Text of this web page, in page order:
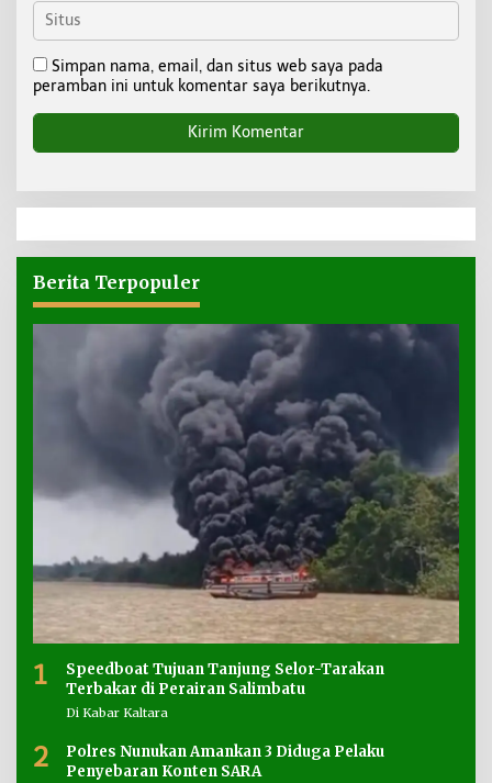
Simpan nama, email, dan situs web saya pada
peramban ini untuk komentar saya berikutnya.
Berita Terpopuler
1
Speedboat Tujuan Tanjung Selor-Tarakan
Terbakar di Perairan Salimbatu
Di Kabar Kaltara
2
Polres Nunukan Amankan 3 Diduga Pelaku
Penyebaran Konten SARA